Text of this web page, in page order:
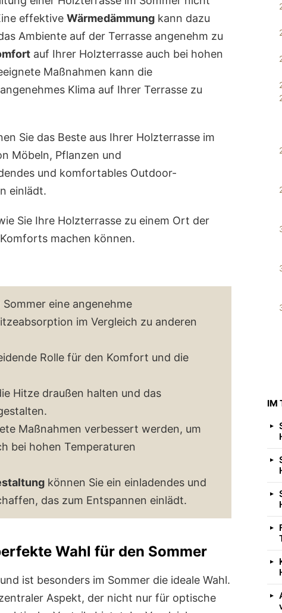
effektive Wärmedämmung kann dazu
Ambiente auf der Terrasse angenehm zu
auf Ihrer Holzterrasse auch bei hohen
Maßnahmen kann die
Klima auf Ihrer Terrasse zu
Sie das Beste aus Ihrer Holzterrasse im
Möbeln, Pflanzen und
und komfortables Outdoor-
einlädt.
Sie Ihre Holzterrasse zu einem Ort der
machen können.
eine angenehme
im Vergleich zu anderen
Rolle für den Komfort und die
Hitze draußen halten und das
Maßnahmen verbessert werden, um
bei hohen Temperaturen
können Sie ein einladendes und
das zum Entspannen einlädt.
Wahl für den Sommer
ist besonders im Sommer die ideale Wahl.
Aspekt, der nicht nur für optische
IM